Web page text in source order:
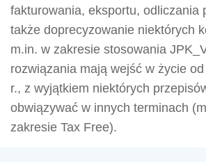
fakturowania, eksportu, odliczania
także doprecyzowanie niektórych
m.in. w zakresie stosowania
rozwiązania mają wejść w życie
r., z wyjątkiem niektórych
obwiązywać w innych terminach
zakresie Tax Free).